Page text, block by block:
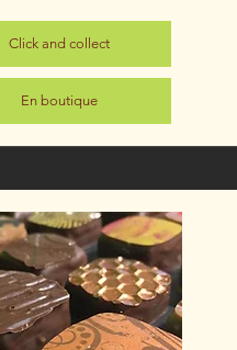
Click and collect
En boutique